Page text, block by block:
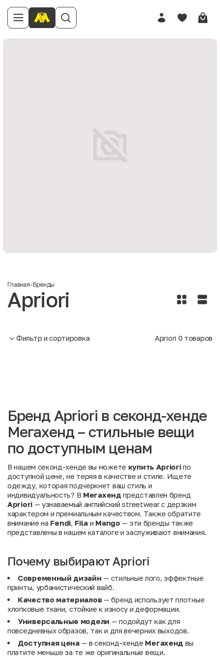
Главная-Бренды
Apriori
Фильтр и сортировка Apriori 0 товаров
Бренд Apriori в секонд-хенде
Мегахенд – стильные вещи
по доступным ценам
В нашем секонд-хенде вы можете купить Aprioriпо
доступной цене, не теряя в качестве и стиле. Ищете
одежду, которая подчеркнет ваш стиль и
индивидуальность? В Мегахенд представлен бренд
Apriori— узнаваемый английский streetwear с дерзким
характером и премиальным качеством. Также обратите
внимание на Fendi, Fila и Mango — эти бренды также
представлены в нашем каталоге и заслуживают внимания.
Почему выбирают Apriori
Современный дизайн — стильные лого, эффектные
принты, урбанистический вайб.
Качество материалов— бренд использует плотные
хлопковые ткани, стойкие к износу и деформации.
Универсальные модели — подойдут как для
повседневных образов, так и для вечерних выходов.
Доступная цена— в секонд-хенде Мегахенд вы
платите меньше за те же оригинальные вещи.